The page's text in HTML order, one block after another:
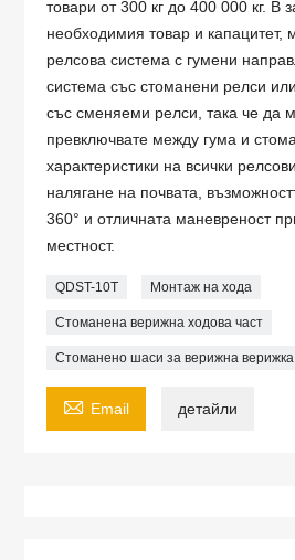
товари от 300 кг до 400 000 кг. В
необходимия товар и капацитет,
релсова система с гумени
система със стоманени релси
със сменяеми релси, така че да
превключвате между гума и
характеристики на всички
налягане на почвата,
360° и отличната маневреност
местност.
QDST-10T Монтаж на хода
Стоманена верижна ходова част
Стоманено шаси за верижна верижка
 Email детайли